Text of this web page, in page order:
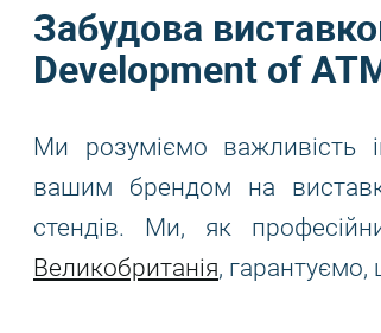
Забудова
Development of
Ми розуміємо важливість
вашим брендом на
стендів. Ми, як
Великобританія, гарантуємо,